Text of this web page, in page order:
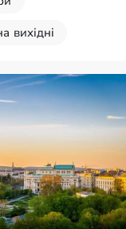
вихідні